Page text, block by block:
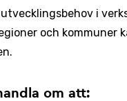
i
och kommuner
om att: